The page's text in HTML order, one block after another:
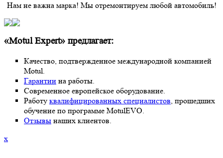
Нам не важна марка! Мы отремонтируем любой автомобиль!
«Motul Expert» предлагает:
Качество, подтвержденное международной компанией
Motul.
Гарантии на работы.
Современное европейское оборудование.
Работу квалифицированных специалистов, прошедших
обучение по программе MotulEVO.
Отзывы наших клиентов.
x